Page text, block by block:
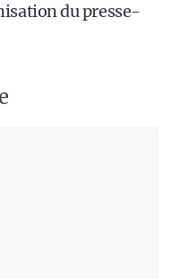
du presse-